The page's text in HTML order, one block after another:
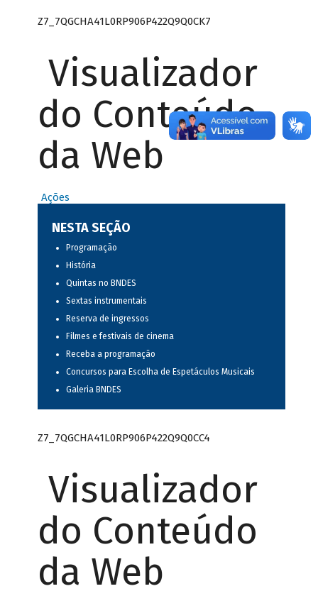
Z7_7QGCHA41L0RP906P422Q9Q0CK7
Visualizador
do Conteúdo
da Web
Ações
NESTA SEÇÃO
Programação
História
Quintas no BNDES
Sextas instrumentais
Reserva de ingressos
Filmes e festivais de cinema
Receba a programação
Concursos para Escolha de Espetáculos Musicais
Galeria BNDES
Z7_7QGCHA41L0RP906P422Q9Q0CC4
Visualizador
do Conteúdo
da Web